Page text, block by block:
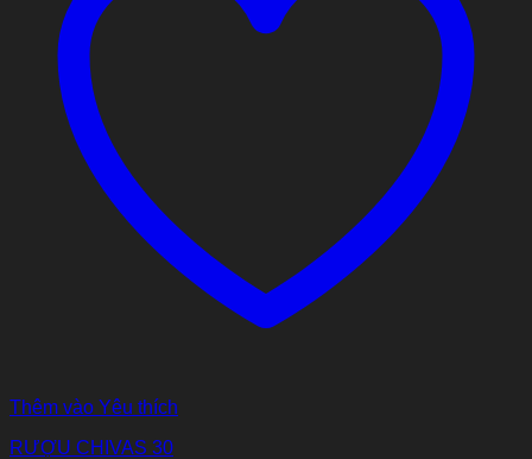
Thêm vào Yêu thích
RƯỢU CHIVAS 30